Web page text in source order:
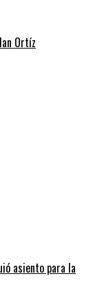
Ortíz
asiento para la